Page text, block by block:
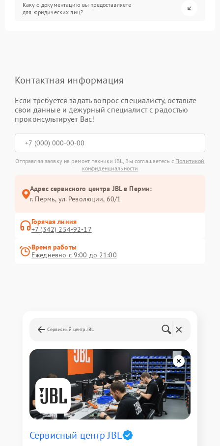
Какую документацию вы предоставляете
для юридических лиц?
Контактная информация
Если требуется задать вопрос специалисту, оставьте
свои данные и дежурный специалист с радостью
проконсультирует Вас!
Отправляя заявку на ремонт техники JBL, Вы соглашаетесь с Политикой
конфиденциальности
Адрес сервисного центра JBL в Перми:
г. Пермь, ул. ​Революции, 60/1
Горячая линия
+7 (342) 254-92-17
Время работы
Ежедневно с 9:00 до 21:00
Сервисный центр JBL
Сервисный центр JBL